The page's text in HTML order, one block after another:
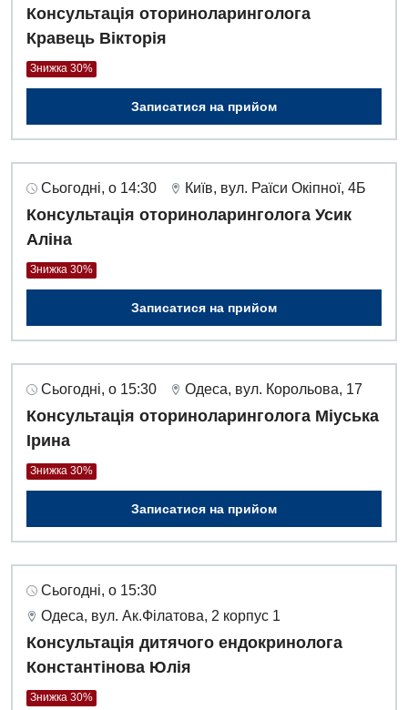
Консультація оториноларинголога
Кравець Вікторія
Знижка 30%
Записатися на прийом
Сьогодні, о 14:30 Київ, вул. Раїси Окіпної, 4Б
Консультація оториноларинголога Усик
Аліна
Знижка 30%
Записатися на прийом
Сьогодні, о 15:30 Одеса, вул. Корольова, 17
Консультація оториноларинголога Міуська
Ірина
Знижка 30%
Записатися на прийом
Сьогодні, о 15:30
Одеса, вул. Ак.Філатова, 2 корпус 1
Консультація дитячого ендокринолога
Константінова Юлія
Знижка 30%